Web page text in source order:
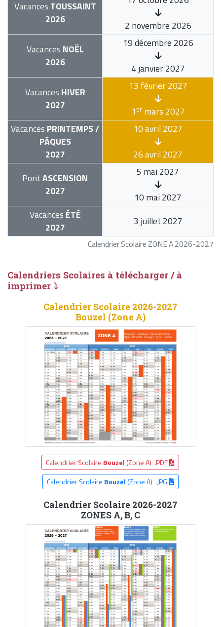
Calendrier Scolaire ZONE A 2026-2027
Vacances TOUSSAINT
2026
2 novembre 2026
Vacances NOËL
2026
19 décembre 2026
4 janvier 2027
Vacances HIVER
2027
13 février 2027
1ermars 2027
Vacances PRINTEMPS /
PÂQUES
2027
10 avril 2027
26 avril 2027
PontASCENSION
2027
5 mai 2027
10 mai 2027
Vacances ÉTÉ
2027
3 juillet 2027
Calendriers Scolaires à télécharger / à
imprimer ⤵
Calendrier Scolaire 2026-2027
Bouzel (Zone A)
Calendrier Scolaire Bouzel (Zone A) .PDF
Calendrier Scolaire Bouzel(Zone A) .JPG
Calendrier Scolaire 2026-2027
ZONES A, B, C